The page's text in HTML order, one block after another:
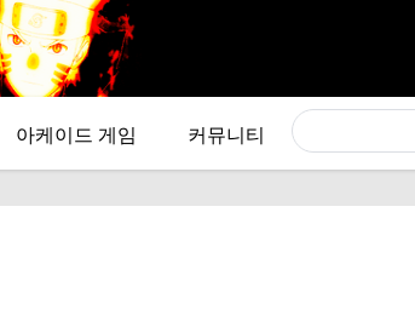
아케이드 게임 커뮤니티